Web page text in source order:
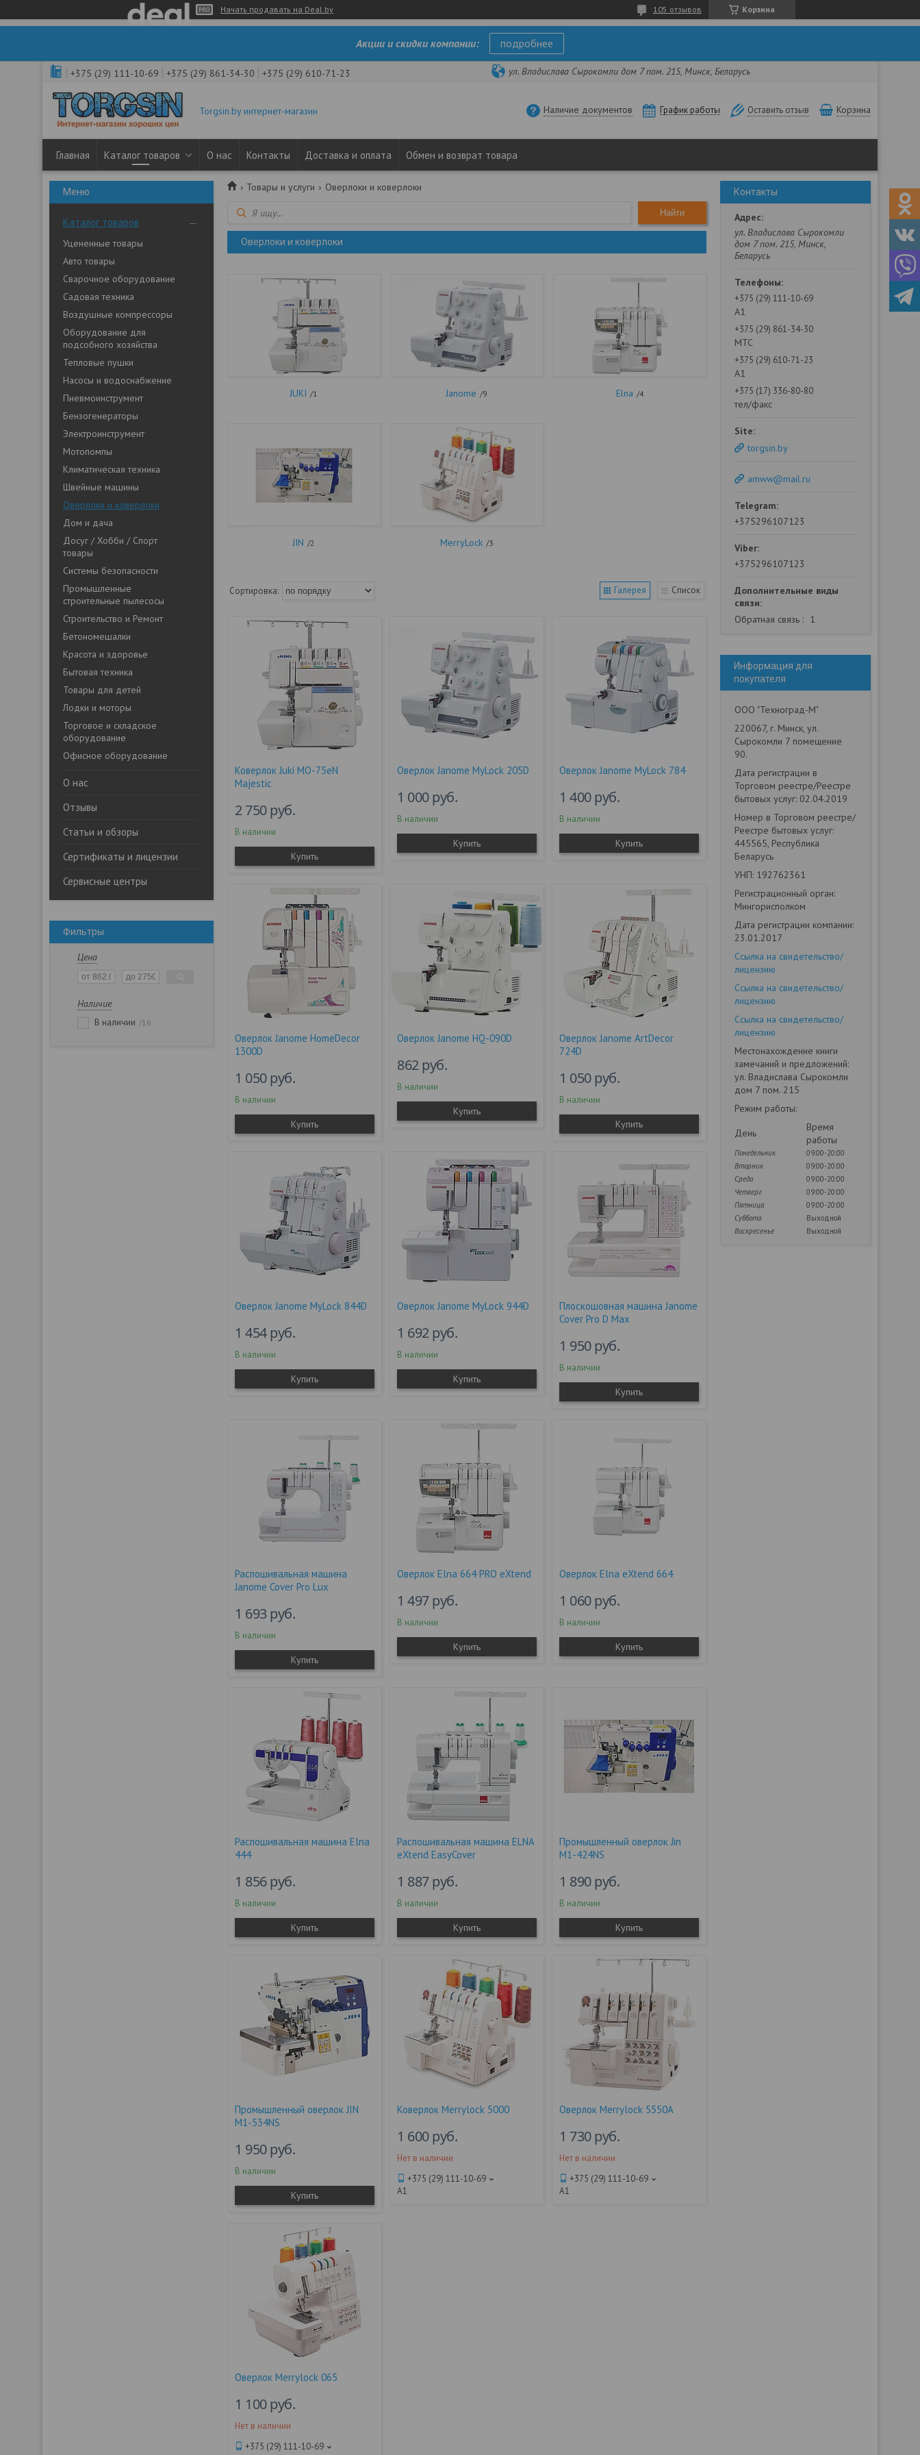
Начать продавать на Deal.by Корзина
105 отзывов
Акции и скидки компании: подробнее
+375 (29) 111-10-69 +375 (29) 861-34-30 +375 (29) 610-71-23 ул. Владислава Сырокомли дом 7 пом. 215, Минск, Беларусь
Torgsin.by интернет-магазин Наличие документов График работы Оставить отзыв Корзина
Главная Каталог товаров О нас Контакты Доставка и оплата Обмен и возврат товара
Каталог товаров
Уцененные товары
Авто товары
Сварочное оборудование
Садовая техника
Воздушные компрессоры
Оборудование для
подсобного хозяйства
Тепловые пушки
Насосы и водоснабжение
Пневмоинструмент
Бензогенераторы
Электроинструмент
Мотопомпы
Климатическая техника
Швейные машины
Оверлоки и коверлоки
Дом и дача
Досуг / Хобби / Спорт
товары
Системы безопасности
Промышленные
строительные пылесосы
Строительство и Ремонт
Бетономешалки
Красота и здоровье
Бытовая техника
Товары для детей
Лодки и моторы
Торговое и складское
оборудование
Офисное оборудование
О нас
Отзывы
Статьи и обзоры
Сертификаты и лицензии
Сервисные центры
Фильтры
Цена
Наличие
В наличии 16
Товары и услуги Оверлоки и коверлоки
Найти
Оверлоки и коверлоки
JUKI 1 Janome 9 Elna 4
JIN 2 MerryLock 3
Галерея Список
Коверлок Juki MO-75eN
Majestic
2 750руб.
В наличии
Купить
Оверлок Janome MyLock 205D
1 000руб.
В наличии
Купить
Оверлок Janome MyLock 784
1 400руб.
В наличии
Купить
Оверлок Janome HomeDecor
1300D
1 050руб.
В наличии
Купить
Оверлок Janome HQ-090D
862руб.
В наличии
Купить
Оверлок Janome ArtDecor
724D
1 050руб.
В наличии
Купить
Оверлок Janome MyLock 844D
1 454руб.
В наличии
Купить
Оверлок Janome MyLock 944D
1 692руб.
В наличии
Купить
Плоскошовная машина Janome
Cover Pro D Max
1 950руб.
В наличии
Купить
Распошивальная машина
Janome Cover Pro Lux
1 693руб.
В наличии
Купить
Оверлок Elna 664 PRO eXtend
1 497руб.
В наличии
Купить
Оверлок Elna eXtend 664
1 060руб.
В наличии
Купить
Распошивальная машина Elna
444
1 856руб.
В наличии
Купить
Распошивальная машина ELNA
eXtend EasyCover
1 887руб.
В наличии
Купить
Промышленный оверлок Jin
M1-424NS
1 890руб.
В наличии
Купить
Промышленный оверлок JIN
M1-534NS
1 950руб.
В наличии
Купить
Коверлок Merrylock 5000
1 600руб.
Нет в наличии
+375 (29) 111-10-69
А1
Оверлок Merrylock 5550A
1 730руб.
Нет в наличии
+375 (29) 111-10-69
А1
Оверлок Merrylock 065
1 100руб.
Нет в наличии
+375 (29) 111-10-69
Контакты
ул. Владислава Сырокомли
дом 7 пом. 215, Минск,
Беларусь
+375 (29) 111-10-69
А1
+375 (29) 861-34-30
МТС
+375 (29) 610-71-23
А1
+375 (17) 336-80-80
тел/факс
torgsin.by
amww@mail.ru
+375296107123
+375296107123
Обратная связь 1
Информация для
покупателя
ООО "Техноград-М"
220067, г. Минск, ул.
Сырокомли 7 помещение
90.
Дата регистрации в
Торговом реестре/Реестре
бытовых услуг: 02.04.2019
Номер в Торговом реестре/
Реестре бытовых услуг:
445565, Республика
Беларусь
УНП: 192762361
Регистрационный орган:
Мингорисполком
Дата регистрации компании:
23.01.2017
Ссылка на свидетельство/
лицензию
Ссылка на свидетельство/
лицензию
Ссылка на свидетельство/
лицензию
Местонахождение книги
замечаний и предложений:
ул. Владислава Сырокомли
дом 7 пом. 215
Режим работы:
День
Время
работы
Понедельник
09:00-20:00
Вторник
09:00-20:00
Среда
09:00-20:00
Четверг
09:00-20:00
Пятница
09:00-20:00
Суббота
Выходной
Воскресенье
Выходной